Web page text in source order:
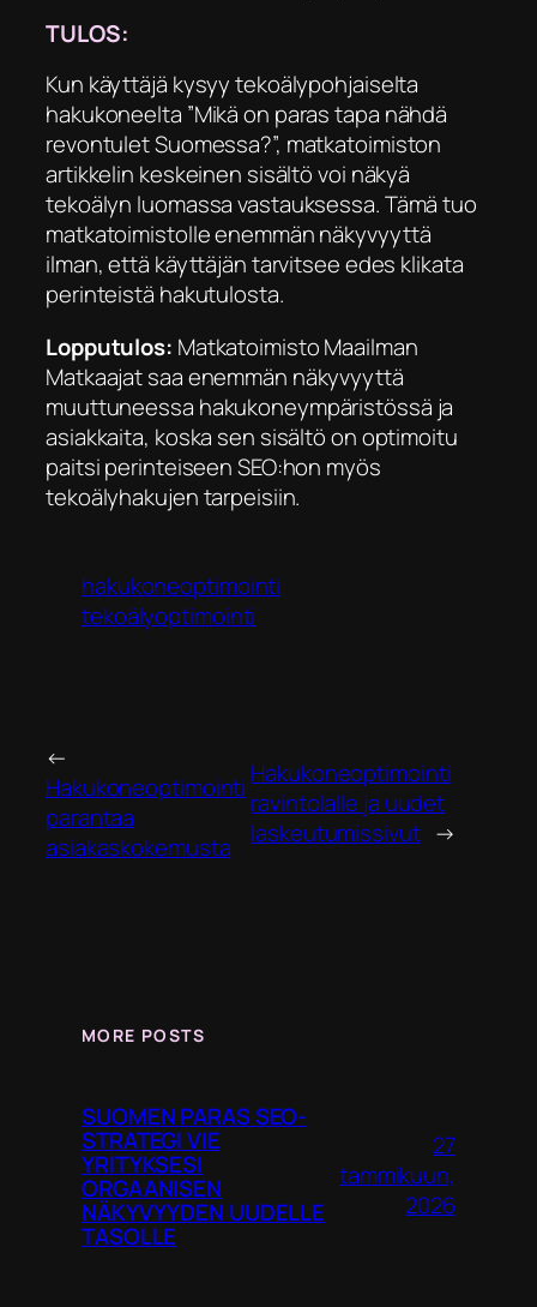
TULOS:
Kun käyttäjä kysyy tekoälypohjaiselta
hakukoneelta ”Mikä on paras tapa nähdä
revontulet Suomessa?”, matkatoimiston
artikkelin keskeinen sisältö voi näkyä
tekoälyn luomassa vastauksessa. Tämä tuo
matkatoimistolle enemmän näkyvyyttä
ilman, että käyttäjän tarvitsee edes klikata
perinteistä hakutulosta.
Lopputulos: Matkatoimisto Maailman
Matkaajat saa enemmän näkyvyyttä
muuttuneessa hakukoneympäristössä ja
asiakkaita, koska sen sisältö on optimoitu
paitsi perinteiseen SEO:hon myös
tekoälyhakujen tarpeisiin.
hakukoneoptimointi
tekoälyoptimointi
←
Hakukoneoptimointi
parantaa
asiakaskokemusta
Hakukoneoptimointi
ravintolalle ja uudet
laskeutumissivut →
MORE POSTS
SUOMEN PARAS SEO-
STRATEGI VIE
YRITYKSESI
ORGAANISEN
NÄKYVYYDEN UUDELLE
TASOLLE
27
tammikuun,
2026